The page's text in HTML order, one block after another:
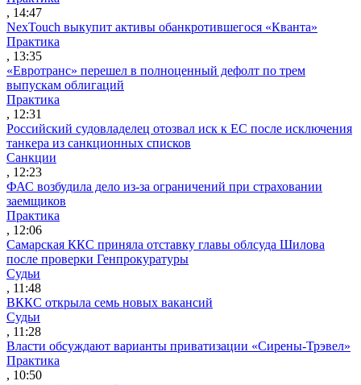
, 14:47
NexTouch выкупит активы обанкротившегося «Кванта»
Практика
, 13:35
«Евротранс» перешел в полноценный дефолт по трем
выпускам облигаций
Практика
, 12:31
Российский судовладелец отозвал иск к ЕС после исключения
танкера из санкционных списков
Санкции
, 12:23
ФАС возбудила дело из-за ограничений при страховании
заемщиков
Практика
, 12:06
Самарская ККС приняла отставку главы облсуда Шилова
после проверки Генпрокуратуры
Судьи
, 11:48
ВККС открыла семь новых вакансий
Судьи
, 11:28
Власти обсуждают варианты приватизации «Сирены-Трэвел»
Практика
, 10:50